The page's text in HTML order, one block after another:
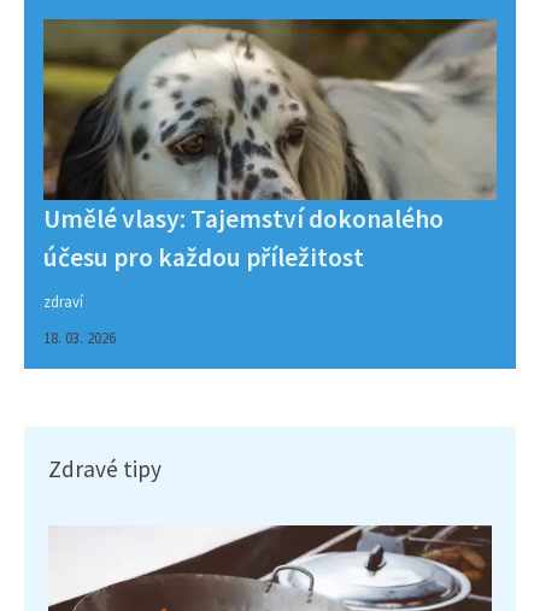
Umělé vlasy: Tajemství dokonalého
účesu pro každou příležitost
zdraví
18. 03. 2026
Zdravé tipy